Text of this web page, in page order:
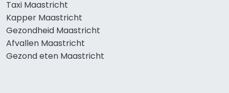
Taxi Maastricht
Kapper Maastricht
Gezondheid Maastricht
Afvallen Maastricht
Gezond eten Maastricht